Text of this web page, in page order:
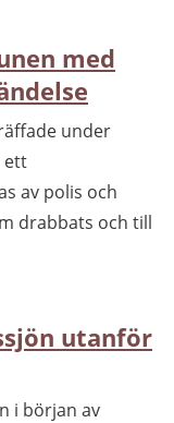
med
under
ett
av polis och
drabbats och till
utanför
i början av